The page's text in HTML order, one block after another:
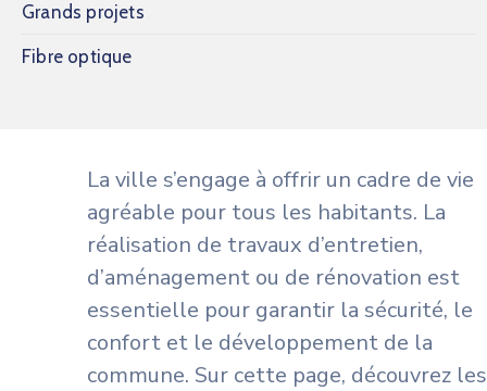
Grands projets
Fibre optique
La ville s’engage à offrir un cadre de vie
agréable pour tous les habitants. La
réalisation de travaux d’entretien,
d’aménagement ou de rénovation est
essentielle pour garantir la sécurité, le
confort et le développement de la
commune. Sur cette page, découvrez les